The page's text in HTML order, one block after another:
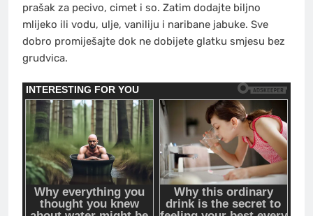
prašak za pecivo, cimet i so. Zatim dodajte biljno
mlijeko ili vodu, ulje, vaniliju i naribane jabuke. Sve
dobro promiješajte dok ne dobijete glatku smjesu bez
grudvica.